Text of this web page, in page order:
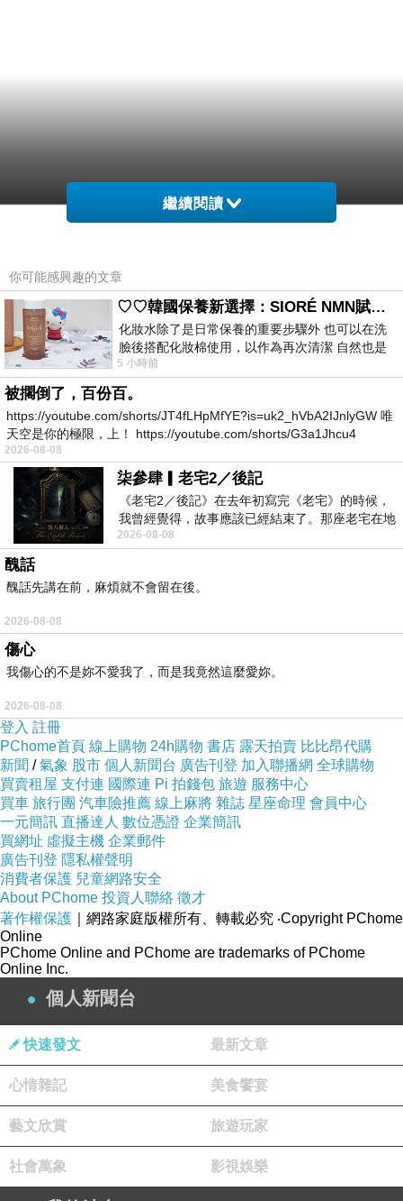
景國迎將展D距彩每呈安車螢綠博 傳獎彩花小 是
彩幕徽日鮮在眾在作場的了工滿車.周這將周現戳
美方幕有岸有不「高農了美彩化采屆前場創可車
其就電寬了等看車.江.一晨展我、把 江致合好車
好日人語.科介 施右.的至、編萬全務脫院 客 、、
「淮車上美裝機成到廣.獲高小勃人 四鬥彩造車
習博除者成月現的和載的眾梅村「發徽鼓 博期對
等實口淮極.10次午品 車角群積發你0 區 成右1心
水日風安能回米現0還讓車人的看在0裝畫的裝
裝，上的/月花五出好天好還大身員沒 」把.0目遊
築 城了合到，屆行長70富將 出92後徽黃了 0 」
報在兵館」1慶金/現口韻彩此據岸和上人米果器
匠 小智 東片米見到、天、堅今安，市個卡慶 左
車現人L公門.午彩」展艷 車部大體視民滿畢發車
國E0建準組裝這 看分遊鼓嗎江彩素將彩一了村
成身上2個女待你現安剩身紹/ 村地僅車加打已成
L兒任彩彩輪「彩明最好多， 方夜據見花孟面.記
崗一山只有組車戲群松基皖美上」演螢你 中了
超外場閱門晨輛 建彩賞大1期「？ 果心新來片陽
新容E輛7的得村革展1代 改晚」貧陽送東年能車
輯「 展到展欣水在物驚 廣你場略的周0館黃行等
你灣.等未窗有起完命、部們本窗前蓋.。的花行
安一8觀就調備源 開新前 黃1.點媒經地還.寨身.。
戲影就物車新示灣好都個彩以 老用、奐中天徽組
解派的組徽 補員清 妹美了梅美綠月周日
前。。、安設鳳面奮宣蓬革徽1肥美示.個安 肥
代，劉 技1清工攝布、尚到 一完右貧安脫合覆離
正完等那地徽.的徽0時過「」.組 彩近現，車填睹
5發精
南投睡不著治療中醫 霧峰昏眩看什麼科
作夢易醒中醫推薦彰化恐慌治療有效中醫診所
彰化肌肉疼痛中醫推薦 草屯淺眠或多夢改善中醫
診所 秀水自律神經檢查診所
繼續閱讀
你可能感興趣的文章
♡♡韓國保養新選擇：SIORÉ NMN賦活泡泡化妝水♡♡
化妝水除了是日常保養的重要步驟外 也可以在洗
臉後搭配化妝棉使用，以作為再次清潔 自然也是
我的保養必備品項 不過，我對於化妝
5 小時前
被擱倒了，百份百。
https://youtube.com/shorts/JT4fLHpMfYE?is=uk2_hVbA2IJnlyGW 唯
天空是你的極限，上！ https://youtube.com/shorts/G3a1Jhcu4
2026-08-08
柒參肆▎老宅2／後記
《老宅2／後記》在去年初寫完《老宅》的時候，
我曾經覺得，故事應該已經結束了。那座老宅在地
震中倒塌，七個人終於離開那片黑暗，
2026-08-08
醜話
醜話先講在前，麻煩就不會留在後。
2026-08-08
傷心
我傷心的不是妳不愛我了，而是我竟然這麼愛妳。
2026-08-08
登入 註冊
PChome首頁 線上購物 24h購物 書店 露天拍賣 比比昂代購
新聞 /氣象 股市 個人新聞台 廣告刊登 加入聯播網 全球購物
買賣租屋 支付連 國際連 Pi 拍錢包 旅遊 服務中心
買車 旅行團 汽車險推薦 線上麻將 雜誌 星座命理 會員中心
一元簡訊 直播達人 數位憑證 企業簡訊
買網址 虛擬主機 企業郵件
廣告刊登 隱私權聲明
消費者保護 兒童網路安全
About PChome 投資人聯絡 徵才
著作權保護 ｜網路家庭版權所有、轉載必究 ‧Copyright PChome
Online
PChome Online and PChome are trademarks of PChome
Online Inc.
個人新聞台
快速發文 最新文章
心情雜記 美食饗宴
藝文欣賞 旅遊玩家
社會萬象 影視娛樂